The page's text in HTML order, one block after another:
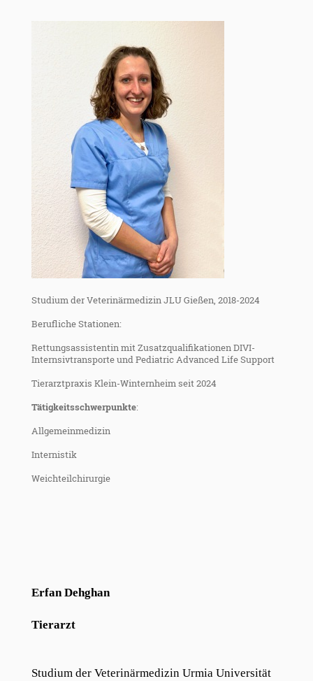
Studium der Veterinärmedizin JLU Gießen, 2018-2024
Berufliche Stationen:
Rettungsassistentin mit Zusatzqualifikationen DIVI-
Internsivtransporte und Pediatric Advanced Life Support
Tierarztpraxis Klein-Winternheim seit 2024
Tätigkeitsschwerpunkte:
Allgemeinmedizin
Internistik
Weichteilchirurgie
Erfan Dehghan
Tierarzt
Studium der Veterinärmedizin Urmia Universität